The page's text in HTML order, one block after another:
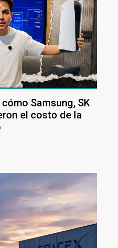
Samsung, SK
el costo de la